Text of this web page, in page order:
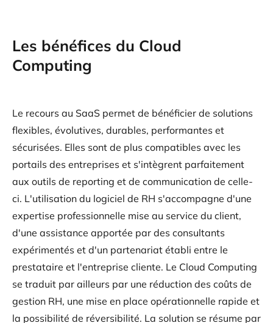
Les bénéfices du Cloud
Computing
Le recours au SaaS permet de bénéficier de solutions
flexibles, évolutives, durables, performantes et
sécurisées. Elles sont de plus compatibles avec les
portails des entreprises et s'intègrent parfaitement
aux outils de reporting et de communication de celle-
ci. L'utilisation du logiciel de RH s'accompagne d'une
expertise professionnelle mise au service du client,
d'une assistance apportée par des consultants
expérimentés et d'un partenariat établi entre le
prestataire et l'entreprise cliente. Le Cloud Computing
se traduit par ailleurs par une réduction des coûts de
gestion RH, une mise en place opérationnelle rapide et
la possibilité de réversibilité. La solution se résume par